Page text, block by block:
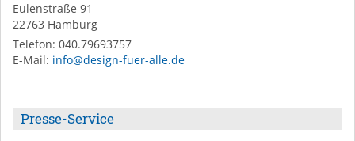
Eulenstraße 91
22763 Hamburg
Telefon: 040.79693757
E-Mail: info@design-fuer-alle.de
Presse-Service